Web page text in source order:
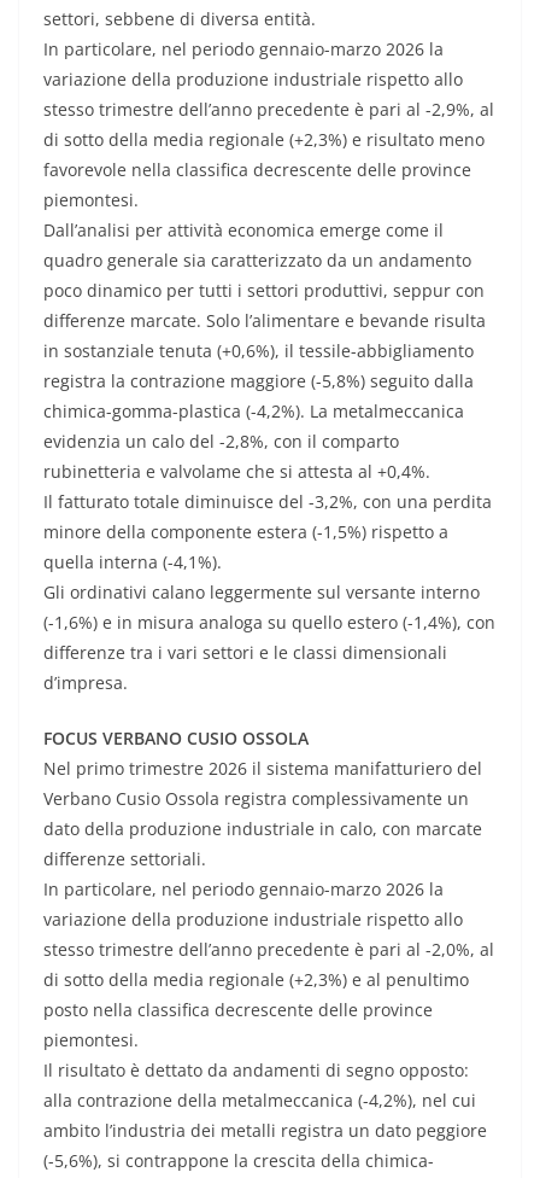
settori, sebbene di diversa entità.
In particolare, nel periodo gennaio-marzo 2026 la
variazione della produzione industriale rispetto allo
stesso trimestre dell’anno precedente è pari al -2,9%, al
di sotto della media regionale (+2,3%) e risultato meno
favorevole nella classifica decrescente delle province
piemontesi.
Dall’analisi per attività economica emerge come il
quadro generale sia caratterizzato da un andamento
poco dinamico per tutti i settori produttivi, seppur con
differenze marcate. Solo l’alimentare e bevande risulta
in sostanziale tenuta (+0,6%), il tessile-abbigliamento
registra la contrazione maggiore (-5,8%) seguito dalla
chimica-gomma-plastica (-4,2%). La metalmeccanica
evidenzia un calo del -2,8%, con il comparto
rubinetteria e valvolame che si attesta al +0,4%.
Il fatturato totale diminuisce del -3,2%, con una perdita
minore della componente estera (-1,5%) rispetto a
quella interna (-4,1%).
Gli ordinativi calano leggermente sul versante interno
(-1,6%) e in misura analoga su quello estero (-1,4%), con
differenze tra i vari settori e le classi dimensionali
d’impresa.
FOCUS VERBANO CUSIO OSSOLA
Nel primo trimestre 2026 il sistema manifatturiero del
Verbano Cusio Ossola registra complessivamente un
dato della produzione industriale in calo, con marcate
differenze settoriali.
In particolare, nel periodo gennaio-marzo 2026 la
variazione della produzione industriale rispetto allo
stesso trimestre dell’anno precedente è pari al -2,0%, al
di sotto della media regionale (+2,3%) e al penultimo
posto nella classifica decrescente delle province
piemontesi.
Il risultato è dettato da andamenti di segno opposto:
alla contrazione della metalmeccanica (-4,2%), nel cui
ambito l’industria dei metalli registra un dato peggiore
(-5,6%), si contrappone la crescita della chimica-